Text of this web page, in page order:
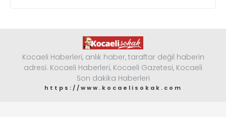
Kocaeli Haberleri, anlık haber, taraftar değil haberin
adresi. Kocaeli Haberleri, Kocaeli Gazetesi, Kocaeli
Son dakika Haberleri
https://www.kocaelisokak.com